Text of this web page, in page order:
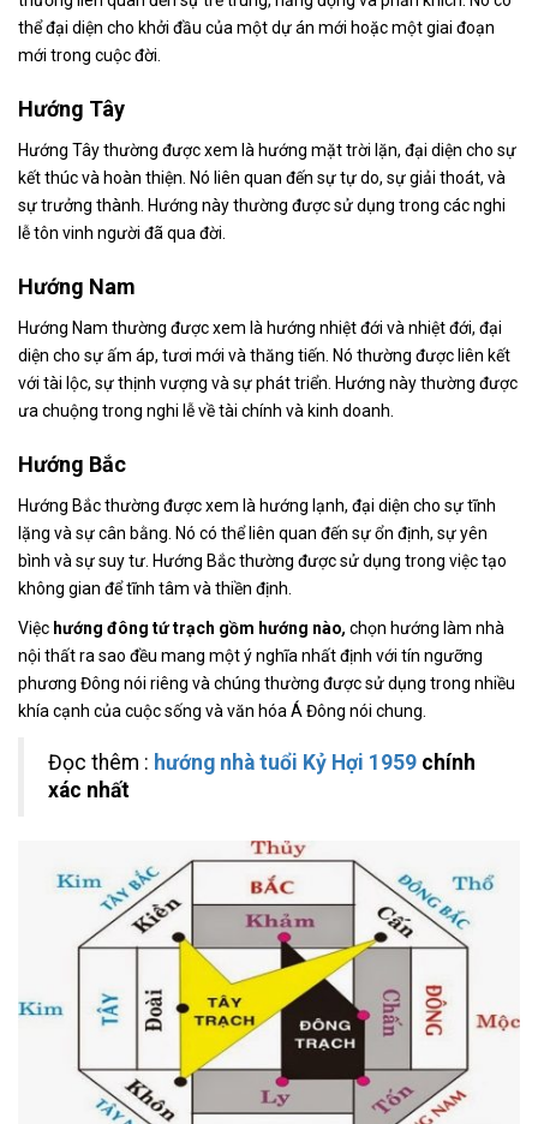
thể đại diện cho khởi đầu của một dự án mới hoặc một giai đoạn
mới trong cuộc đời.
Hướng Tây
Hướng Tây thường được xem là hướng mặt trời lặn, đại diện cho sự
kết thúc và hoàn thiện. Nó liên quan đến sự tự do, sự giải thoát, và
sự trưởng thành. Hướng này thường được sử dụng trong các nghi
lễ tôn vinh người đã qua đời.
Hướng Nam
Hướng Nam thường được xem là hướng nhiệt đới và nhiệt đới, đại
diện cho sự ấm áp, tươi mới và thăng tiến. Nó thường được liên kết
với tài lộc, sự thịnh vượng và sự phát triển. Hướng này thường được
ưa chuộng trong nghi lễ về tài chính và kinh doanh.
Hướng Bắc
Hướng Bắc thường được xem là hướng lạnh, đại diện cho sự tĩnh
lặng và sự cân bằng. Nó có thể liên quan đến sự ổn định, sự yên
bình và sự suy tư. Hướng Bắc thường được sử dụng trong việc tạo
không gian để tĩnh tâm và thiền định.
Việc hướng đông tứ trạch gồm hướng nào, chọn hướng làm nhà
nội thất ra sao đều mang một ý nghĩa nhất định với tín ngưỡng
phương Đông nói riêng và chúng thường được sử dụng trong nhiều
khía cạnh của cuộc sống và văn hóa Á Đông nói chung.
Đọc thêm : hướng nhà tuổi Kỷ Hợi 1959 chính
xác nhất